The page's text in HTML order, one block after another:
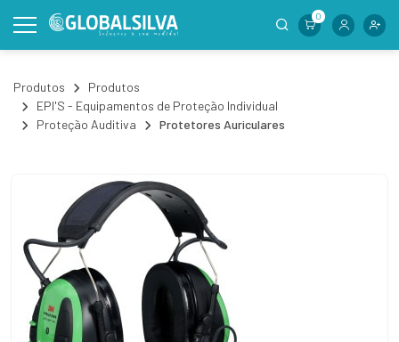
0
Produtos
Produtos
EPI'S - Equipamentos de Proteção Individual
Proteção Auditiva
Protetores Auriculares